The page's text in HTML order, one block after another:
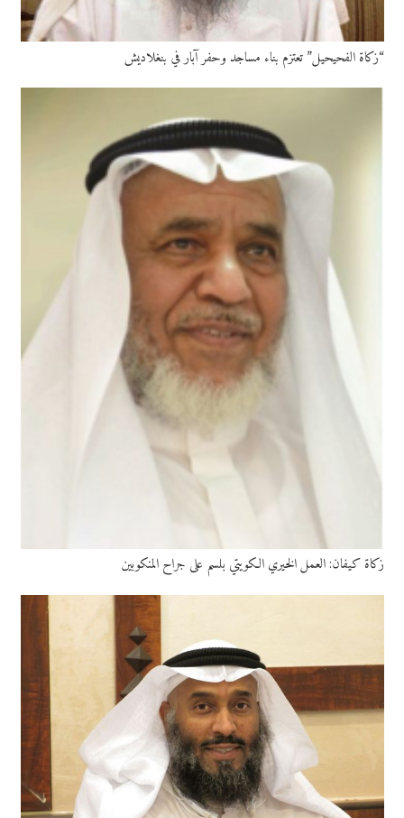
“زكاة الفحيحيل” تعتزم بناء مساجد وحفر آبار في بنغلاديش
زكاة كيفان: العمل الخيري الكويتي بلسم على جراح المنكوبين